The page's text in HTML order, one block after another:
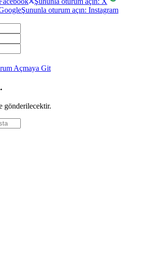
Şununla oturum açın: Instagram
Açmaya Git
gönderilecektir.